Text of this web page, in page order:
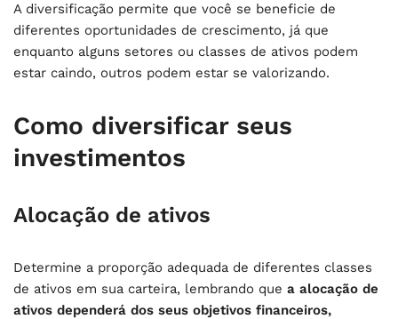
A diversificação permite que você se beneficie de
diferentes oportunidades de crescimento, já que
enquanto alguns setores ou classes de ativos podem
estar caindo, outros podem estar se valorizando.
Como diversificar seus
investimentos
Alocação de ativos
Determine a proporção adequada de diferentes classes
de ativos em sua carteira, lembrando que a alocação de
ativos dependerá dos seus objetivos financeiros,